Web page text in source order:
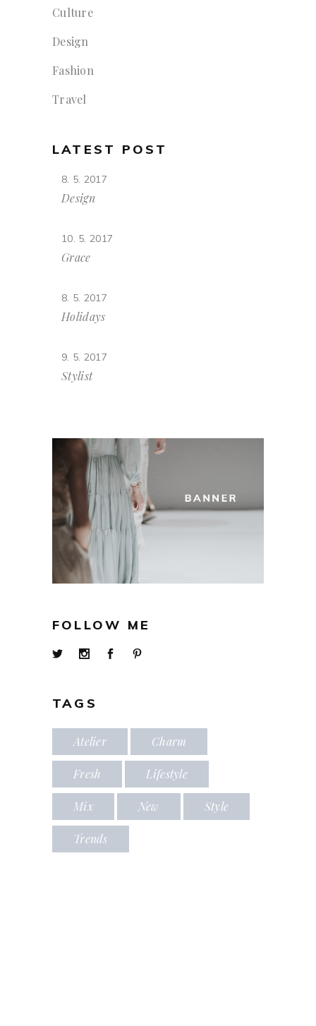
Culture
Design
Fashion
Travel
LATEST POST
8. 5. 2017
Design
10. 5. 2017
Grace
8. 5. 2017
Holidays
9. 5. 2017
Stylist
FOLLOW ME
TAGS
Atelier Charm
Fresh Lifestyle
Mix New Style
Trends